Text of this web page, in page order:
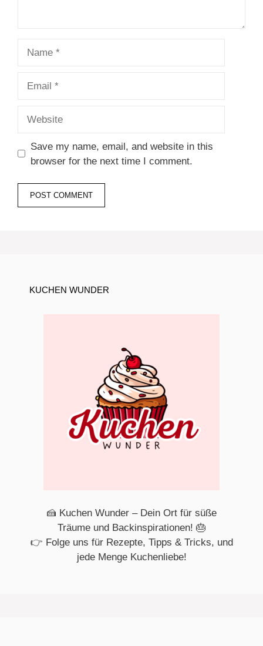
Save my name, email, and website in this
browser for the next time I comment.
KUCHEN WUNDER
🍰 Kuchen Wunder – Dein Ort für süße
Träume und Backinspirationen! 🎂
👉 Folge uns für Rezepte, Tipps & Tricks, und
jede Menge Kuchenliebe!